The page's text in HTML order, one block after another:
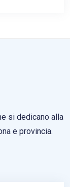
si dedicano alla
e provincia.